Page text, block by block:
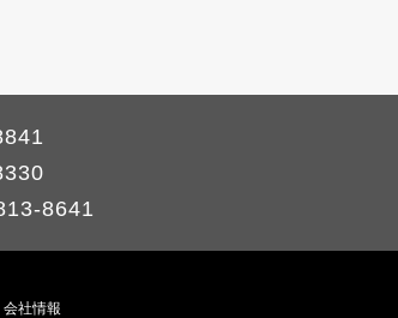
8641
会社情報